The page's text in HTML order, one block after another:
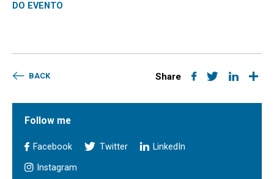
DO EVENTO
BACK Share
Follow me
Facebook Twitter LinkedIn
Instagram